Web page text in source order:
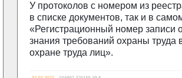
У протоколов с номером из
в списке документов, так и в
«Регистрационный номер записи
знания требований охраны труда
охране труда лиц».